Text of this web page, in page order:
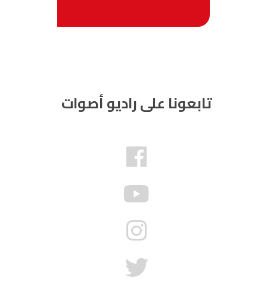
تابعونا على راديو أصوات